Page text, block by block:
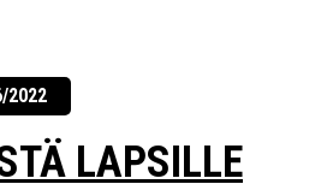
2022
LAPSILLE